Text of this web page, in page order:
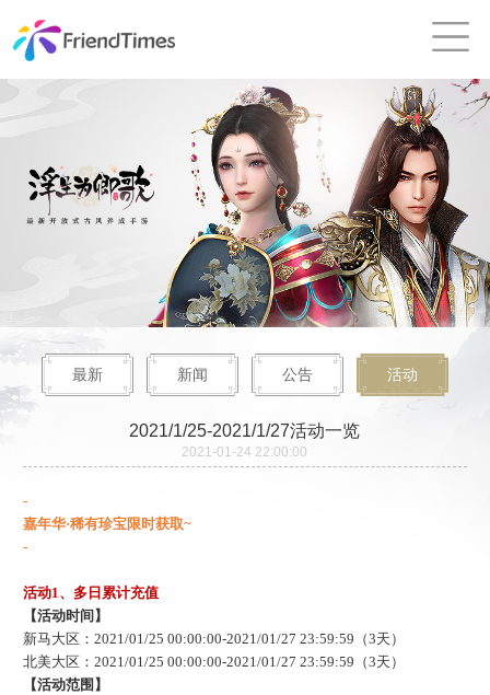
最新 新闻 公告 活动
2021/1/25-2021/1/27活动一览
2021-01-24 22:00:00
-
嘉年华·稀有珍宝限时获取~
-
活动1、多日累计充值
【活动时间】
新马大区： 2021/01/25 00:00:00-2021/01/27 23:59:59（3天）
北美大区： 2021/01/25 00:00:00-2021/01/27 23:59:59（3天）
【活动范围】